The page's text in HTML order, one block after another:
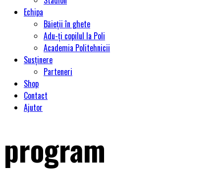
Echipa
Băieții în ghete
Adu-ți copilul la Poli
Academia Politehnicii
Susținere
Parteneri
Shop
Contact
Ajutor
program